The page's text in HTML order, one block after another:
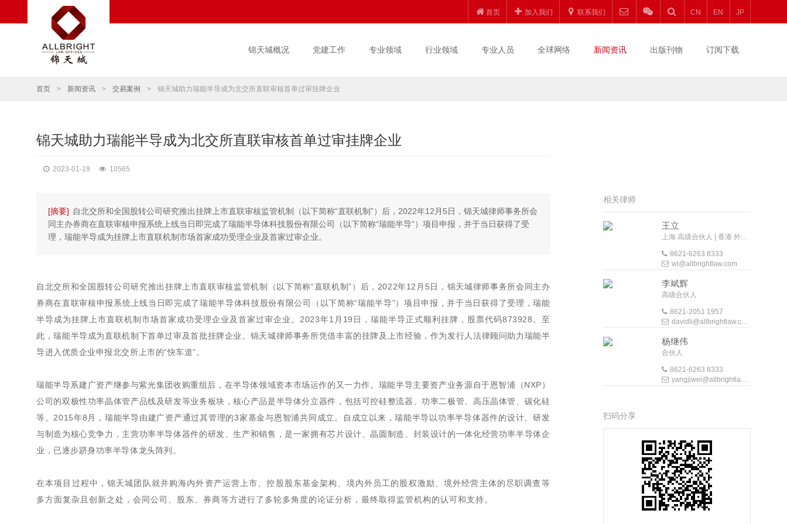
首页 加入我们 联系我们 CN EN JP
锦天城概况 党建工作 专业领域 行业领域 专业人员 全球网络 新闻资讯 出版刊物 订阅下载
首页 > 新闻资讯 > 交易案例 > 锦天城助力瑞能半导成为北交所直联审核首单过审挂牌企业
锦天城助力瑞能半导成为北交所直联审核首单过审挂牌企业
2023-01-19 10565
[摘要] 自北交所和全国股转公司研究推出挂牌上市直联审核监管机制（以下简称“直联机制”）后，2022年12月5日，锦天城律师事务所会
同主办券商在直联审核申报系统上线当日即完成了瑞能半导体科技股份有限公司（以下简称“瑞能半导”）项目申报，并于当日获得了受
理，瑞能半导成为挂牌上市直联机制市场首家成功受理企业及首家过审企业。
自北交所和全国股转公司研究推出挂牌上市直联审核监管机制（以下简称“直联机制”）后，2022年12月5日，锦天城律师事务所会同主办
券商在直联审核申报系统上线当日即完成了瑞能半导体科技股份有限公司（以下简称“瑞能半导”）项目申报，并于当日获得了受理，瑞能
半导成为挂牌上市直联机制市场首家成功受理企业及首家过审企业。2023年1月19日，瑞能半导正式顺利挂牌，股票代码873928。至
此，瑞能半导成为直联机制下首单过审及首批挂牌企业。锦天城律师事务所凭借丰富的挂牌及上市经验，作为发行人法律顾问助力瑞能半
导进入优质企业申报北交所上市的“快车道”。
瑞能半导系建广资产继参与紫光集团收购重组后，在半导体领域资本市场运作的又一力作。瑞能半导主要资产业务源自于恩智浦（NXP）
公司的双极性功率晶体管产品线及研发等业务板块，核心产品是半导体分立器件，包括可控硅整流器、功率二极管、高压晶体管、碳化硅
等。2015年8月，瑞能半导由建广资产通过其管理的3家基金与恩智浦共同成立。自成立以来，瑞能半导以功率半导体器件的设计、研发
与制造为核心竞争力，主营功率半导体器件的研发、生产和销售，是一家拥有芯片设计、晶圆制造、封装设计的一体化经营功率半导体企
业，已逐步跻身功率半导体龙头阵列。
在本项目过程中，锦天城团队就并购海内外资产运营上市、控股股东基金架构、境内外员工的股权激励、境外经营主体的尽职调查等
多方面复杂且创新之处，会同公司、股东、券商等方进行了多轮多角度的论证分析，最终取得监管机构的认可和支持。
相关律师
王立
上海 高级合伙人 | 香港 外地法律顾问
8621-6263 8333
wl@allbrightlaw.com
李斌辉
高级合伙人
8621-2051 1957
davidli@allbrightlaw.com
杨继伟
合伙人
8621-6263 8333
yangjiwei@allbrightlaw.com
扫码分享